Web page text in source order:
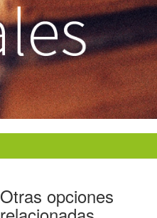
Otras opciones